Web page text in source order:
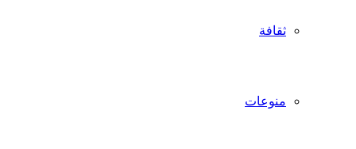
ثقافة
منوعات